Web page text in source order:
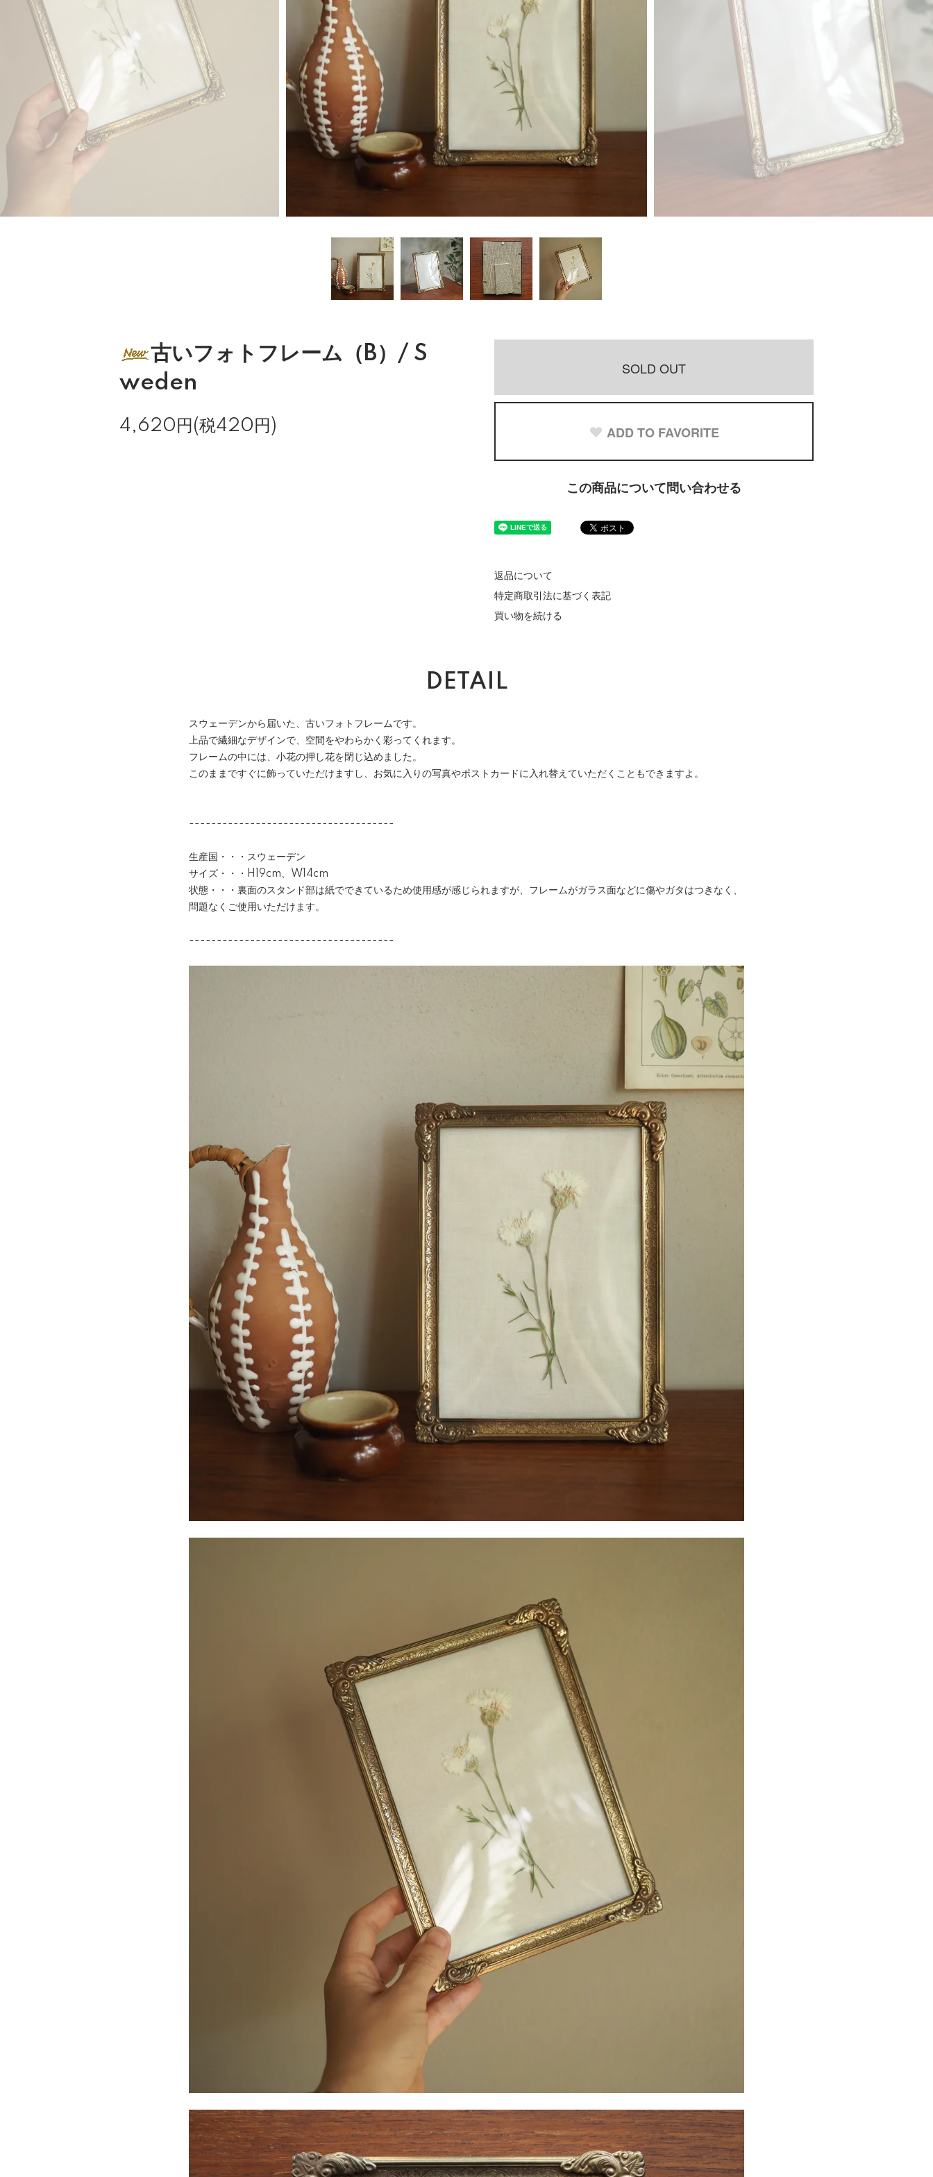
古いフォトフレーム（B）/ S
weden
4,620円(税420円)
SOLD OUT
ADD TO FAVORITE
この商品について問い合わせる
返品について
特定商取引法に基づく表記
買い物を続ける
DETAIL
スウェーデンから届いた、古いフォトフレームです。
上品で繊細なデザインで、空間をやわらかく彩ってくれます。
フレームの中には、小花の押し花を閉じ込めました。
このままですぐに飾っていただけますし、お気に入りの写真やポストカードに入れ替えていただくこともできますよ。
-------------------------------------
生産国・・・スウェーデン
サイズ・・・H19cm、W14cm
状態・・・裏面のスタンド部は紙でできているため使用感が感じられますが、フレームがガラス面などに傷やガタはつきなく、
問題なくご使用いただけます。
-------------------------------------